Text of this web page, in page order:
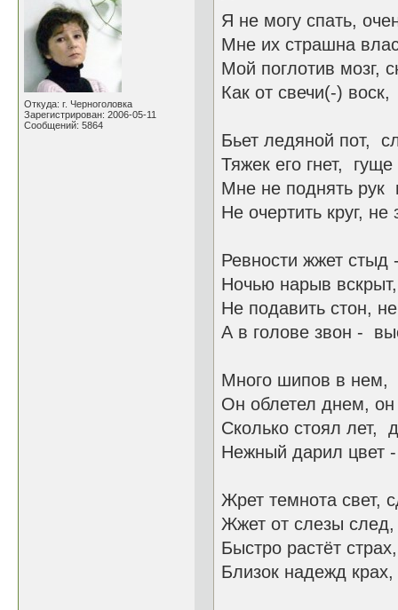
Откуда: г. Черноголовка
Зарегистрирован: 2006-05-11
Сообщений: 5864
Я не могу спать,
Мне их страшна
Мой поглотив мозг,
Как от свечи(-)
Бьет ледяной пот,
Тяжек его гнет, гуще
Мне не поднять рук
Не очертить круг, не
Ревности жжет стыд
Ночью нарыв
Не подавить стон,
А в голове звон -
Много шипов в нем,
Он облетел днем, он
Сколько стоял
Нежный дарил цвет
Жрет темнота свет,
Жжет от слезы
Быстро растёт
Близок надежд